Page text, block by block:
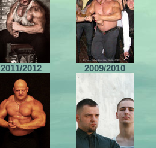
2011/2012 2009/2010